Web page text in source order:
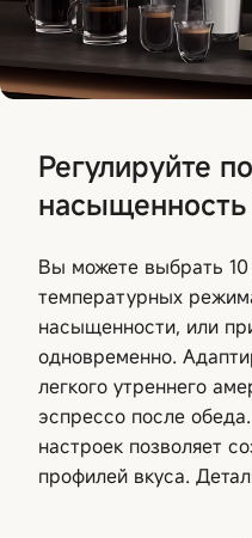
Регулируйте
Вы можете выбрать
температурных
насыщенности, или
одновременно.
легкого утреннего
эспрессо после
настроек позволяет
профилей вкуса.